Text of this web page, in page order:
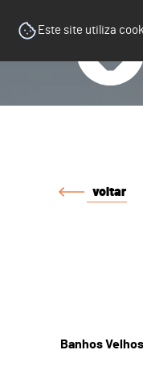
Este site utiliza
voltar
Banhos